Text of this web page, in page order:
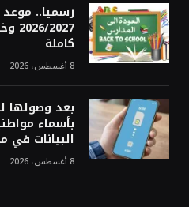
رسميا.. موعد
كاملة
8 أغسطس، 2026
بعد وصولها
بأسماء
البيانات في
8 أغسطس، 2026